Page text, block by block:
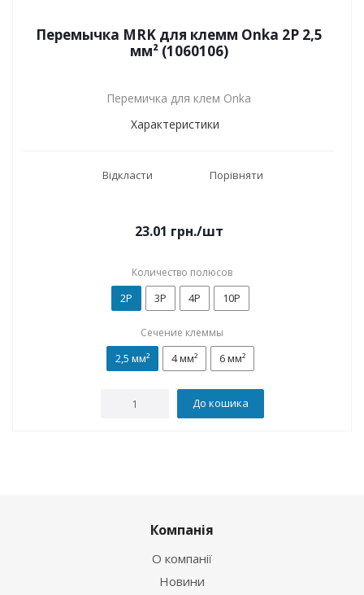
Перемычка MRK для клемм Onka 2P 2,5
мм² (1060106)
Перемичка для клем Onka
Характеристики
Відкласти Порівняти
23.01 грн./шт
Количество полюсов
2P 3P 4P 10P
Сечение клеммы
2,5 мм² 4 мм² 6 мм²
До кошика
Компанія
О компанії
Новини